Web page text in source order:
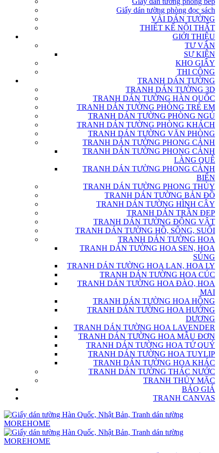
Giấy dán tường phòng đọc sách
VẢI DÁN TƯỜNG
THIẾT KẾ NỘI THẤT
GIỚI THIỆU
TƯ VẤN
SỰ KIỆN
KHO GIẤY
THI CÔNG
TRANH DÁN TƯỜNG
TRANH DÁN TƯỜNG 3D
TRANH DÁN TƯỜNG HÀN QUỐC
TRANH DÁN TƯỜNG PHÒNG TRẺ EM
TRANH DÁN TƯỜNG PHÒNG NGỦ
TRANH DÁN TƯỜNG PHÒNG KHÁCH
TRANH DÁN TƯỜNG VĂN PHÒNG
TRANH DÁN TƯỜNG PHONG CẢNH
TRANH DÁN TƯỜNG PHONG CẢNH
LÀNG QUÊ
TRANH DÁN TƯỜNG PHONG CẢNH
BIỂN
TRANH DÁN TƯỜNG PHONG THỦY
TRANH DÁN TƯỜNG BẢN ĐỒ
TRANH DÁN TƯỜNG HÌNH CÂY
TRANH DÁN TRẦN ĐẸP
TRANH DÁN TƯỜNG ĐỘNG VẬT
TRANH DÁN TƯỜNG HỒ, SÔNG, SUỐI
TRANH DÁN TƯỜNG HOA
TRANH DÁN TƯỜNG HOA SEN, HOA
SÚNG
TRANH DÁN TƯỜNG HOA LAN, HOA LY
TRANH DÁN TƯỜNG HOA CÚC
TRANH DÁN TƯỜNG HOA ĐÀO, HOA
MAI
TRANH DÁN TƯỜNG HOA HỒNG
TRANH DÁN TƯỜNG HOA HƯỚNG
DƯƠNG
TRANH DÁN TƯỜNG HOA LAVENDER
TRANH DÁN TƯỜNG HOA MẪU ĐƠN
TRANH DÁN TƯỜNG HOA TỨ QUÝ
TRANH DÁN TƯỜNG HOA TUYLIP
TRANH DÁN TƯỜNG HOA KHÁC
TRANH DÁN TƯỜNG THÁC NƯỚC
TRANH THỦY MẶC
BÁO GIÁ
TRANH CANVAS